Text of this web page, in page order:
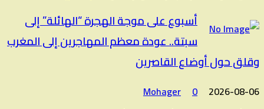
أسبوع على موجة الهجرة “الهائلة” إلى
سبتة.. عودة معظم المهاجرين إلى المغرب
وقلق حول أوضاع القاصرين
2026-08-06
Mohager 0